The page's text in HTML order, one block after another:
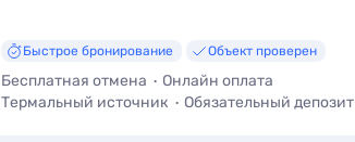
Быстрое бронирование Объект проверен
Бесплатная отмена
Онлайн оплата
Термальный источник
Обязательный депозит